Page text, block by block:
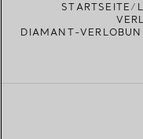
STARTSEITE
DIAMANT-